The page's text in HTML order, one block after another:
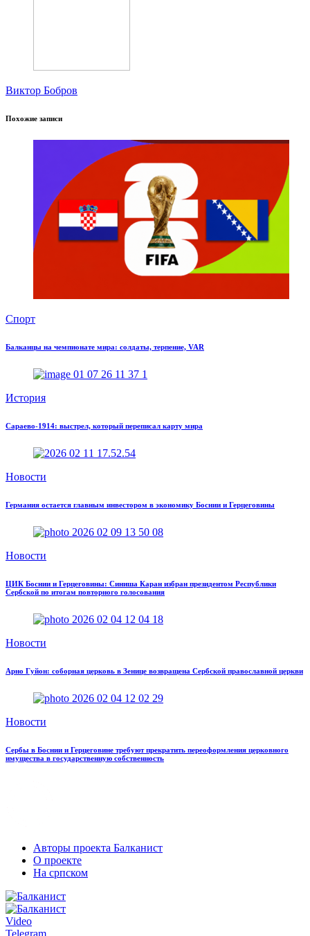
Виктор Бобров
Похожие записи
Спорт
Балканцы на чемпионате мира: солдаты, терпение, VAR
История
Сараево-1914: выстрел, который переписал карту мира
Новости
Германия остается главным инвестором в экономику Боснии и Герцеговины
Новости
ЦИК Боснии и Герцеговины: Синиша Каран избран президентом Республики
Сербской по итогам повторного голосования
Новости
Арно Гуйон: соборная церковь в Зенице возвращена Сербской православной церкви
Новости
Сербы в Боснии и Герцеговине требуют прекратить переоформления церковного
имущества в государственную собственность
Авторы проекта Балканист
О проекте
На српском
Video
Telegram